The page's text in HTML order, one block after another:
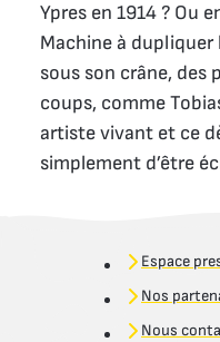
Ypres en 1914 ? Ou
Machine à dupliquer
sous son crâne, des
coups, comme
artiste vivant et ce
simplement d’être
Espace
Nos
Nous